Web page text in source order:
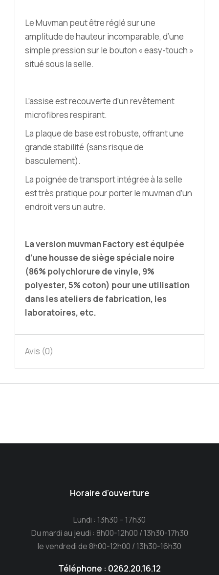
Le Muvman peut être réglé sur une
amplitude de hauteur incomparable, d’une
simple pression sur le bouton « easy-touch »
situé sous la selle.
L’assise est recouverte d’un revêtement
microfibres respirant.
La plaque de base est robuste, offrant une
grande stabilité (sans risque de
basculement).
La poignée de transport intégrée à la selle
est très pratique pour porter le muvman d’un
endroit vers un autre.
La version muvman Factory est équipée
d’une housse de siège spéciale noire
(86% polychlorure de vinyle, 9%
polyester, 5% coton) pour une utilisation
dans les ateliers de fabrication, les
laboratoires, etc.
Avis (0)
Horaire d'ouverture
Lundi : 13h30 – 17h30
Du mardi au jeudi : 8h00-12h00 / 13h30-17h30
le vendredi de 8h00-12h00 / 13h30-16h30
Téléphone : 0262.20.16.12